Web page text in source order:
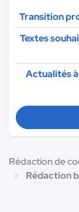
Transition
Textes
Actualités
Rédaction de
Rédaction